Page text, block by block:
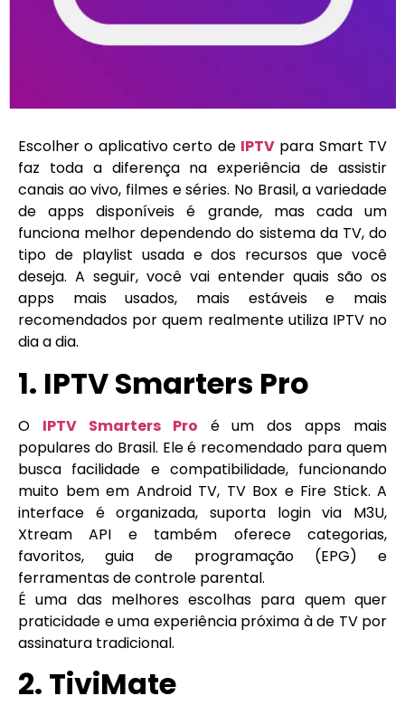
Escolher o aplicativo certo de IPTVpara Smart TV
faz toda a diferença na experiência de assistir
canais ao vivo, filmes e séries. No Brasil, a variedade
de apps disponíveis é grande, mas cada um
funciona melhor dependendo do sistema da TV, do
tipo de playlist usada e dos recursos que você
deseja. A seguir, você vai entender quais são os
apps mais usados, mais estáveis e mais
recomendados por quem realmente utiliza IPTV no
dia a dia.
1. IPTV Smarters Pro
O IPTV Smarters Pro
é um dos apps mais
populares do Brasil. Ele é recomendado para quem
busca facilidade e compatibilidade, funcionando
muito bem em Android TV, TV Box e Fire Stick. A
interface é organizada, suporta login via M3U,
Xtream API e também oferece categorias,
favoritos, guia de programação (EPG) e
ferramentas de controle parental.
É uma das melhores escolhas para quem quer
praticidade e uma experiência próxima à de TV por
assinatura tradicional.
2. TiviMate